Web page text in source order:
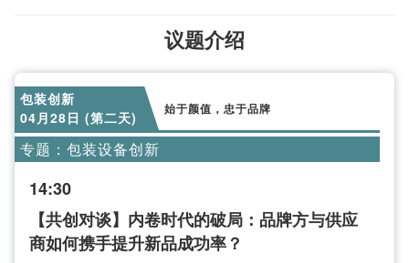
议题介绍
包装创新
04月28日 (第二天)
始于颜值，忠于品牌
专题：包装设备创新
14:30
【共创对谈】内卷时代的破局：品牌方与供应
商如何携手提升新品成功率？